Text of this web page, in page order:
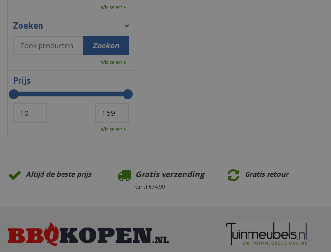
Wis selectie
Zoeken
Wis selectie
Prijs
Wis selectie
Altijd de beste prijs Gratis verzending
vanaf €74,99
Gratis retour